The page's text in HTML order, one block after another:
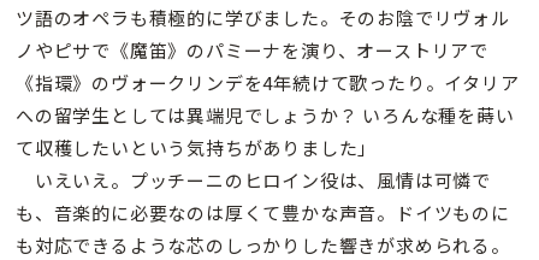
ツ語のオペラも積極的に学びました。そのお陰でリヴォル
ノやピサで《魔笛》のパミーナを演り、オーストリアで
《指環》のヴォークリンデを4年続けて歌ったり。イタリア
への留学生としては異端児でしょうか？ いろんな種を蒔い
て収穫したいという気持ちがありました」
いえいえ。プッチーニのヒロイン役は、風情は可憐で
も、音楽的に必要なのは厚くて豊かな声音。ドイツものに
も対応できるような芯のしっかりした響きが求められる。